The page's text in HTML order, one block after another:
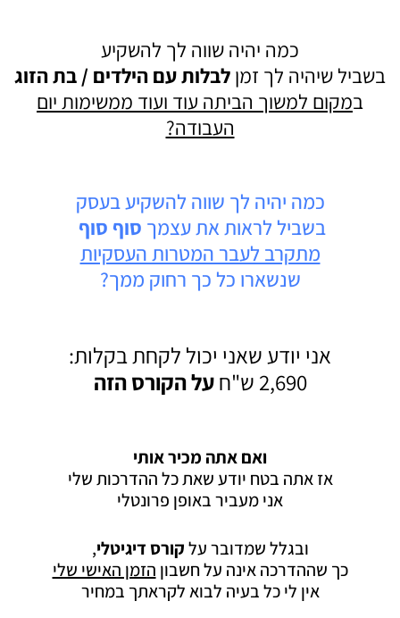
כמה יהיה שווה לך להשקיע
בשביל שיהיה לך זמן לבלות עם הילדים / בת הזוג
במקום למשוך הביתה עוד ועוד ממשימות יום
העבודה?
כמה יהיה לך שווה להשקיע בעסק
בשביל לראות את עצמך סוף סוף
מתקרב לעבר המטרות העסקיות
שנשארו כל כך רחוק ממך?
אני יודע שאני יכול לקחת בקלות:
2,690 ש"ח
על הקורס הזה
ואם אתה מכיר אותי
אז אתה בטח יודע שאת כל ההדרכות שלי
אני מעביר באופן פרונטלי
ובגלל שמדובר עלקורס דיגיטלי,
כך שההדרכה אינה על חשבון הזמן האישי שלי
אין לי כל בעיה לבוא לקראתך במחיר